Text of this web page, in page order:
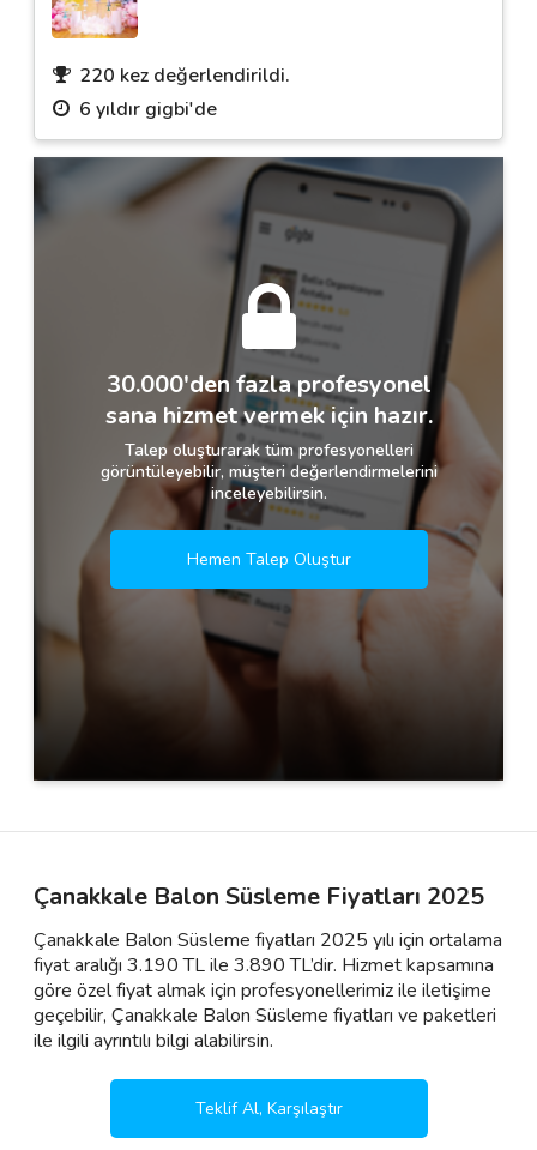
220 kez değerlendirildi.
6 yıldır gigbi'de
30.000'den fazla profesyonel
sana hizmet vermek için hazır.
Talep oluşturarak tüm profesyonelleri
görüntüleyebilir, müşteri değerlendirmelerini
inceleyebilirsin.
Hemen Talep Oluştur
Çanakkale Balon Süsleme Fiyatları 2025
Çanakkale Balon Süsleme fiyatları 2025 yılı için ortalama
fiyat aralığı 3.190 TL ile 3.890 TL’dir. Hizmet kapsamına
göre özel fiyat almak için profesyonellerimiz ile iletişime
geçebilir, Çanakkale Balon Süsleme fiyatları ve paketleri
ile ilgili ayrıntılı bilgi alabilirsin.
Teklif Al, Karşılaştır